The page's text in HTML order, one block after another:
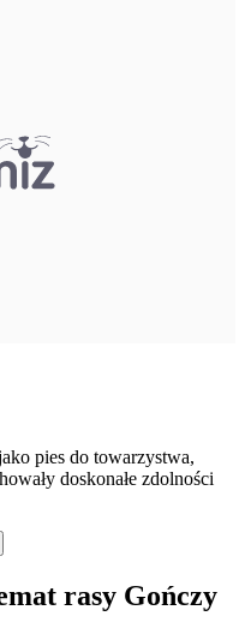
pies do towarzystwa,
doskonałe zdolności
rasy Gończy